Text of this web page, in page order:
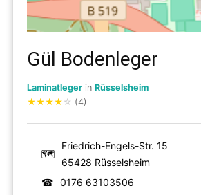
Gül Bodenleger
Laminatleger in Rüsselsheim
★★★★ ☆ (4)
🗺
Friedrich-Engels-Str. 15
65428 Rüsselsheim
☎ 0176 63103506